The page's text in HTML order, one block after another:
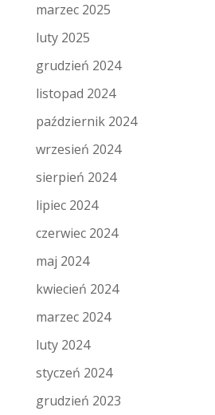
marzec 2025
luty 2025
grudzień 2024
listopad 2024
październik 2024
wrzesień 2024
sierpień 2024
lipiec 2024
czerwiec 2024
maj 2024
kwiecień 2024
marzec 2024
luty 2024
styczeń 2024
grudzień 2023